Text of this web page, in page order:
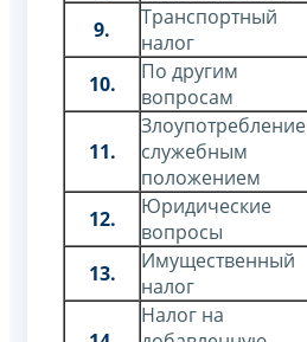
9.
Транспортный
налог
10.
По другим
вопросам
11.
Злоупотребление
служебным
положением
12.
Юридические
вопросы
13.
Имущественный
налог
Налог на